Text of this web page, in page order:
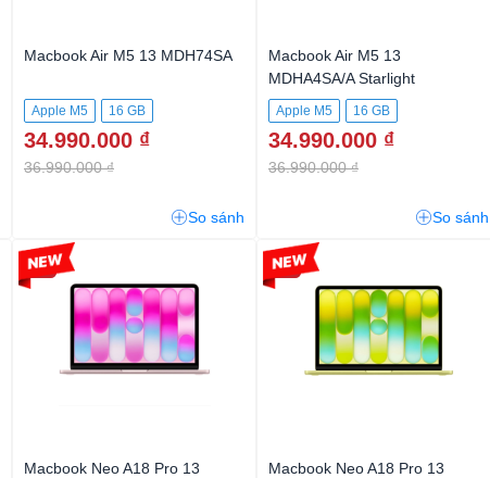
Macbook Air M5 13 MDH74SA
Apple M5
16 GB
512GB SSD
34.990.000 ₫
36.990.000 ₫
So sánh
Macbook Air M5 13
MDHA4SA/A Starlight
Apple M5
16 GB
512GB SSD
34.990.000 ₫
36.990.000 ₫
So sánh
Macbook Neo A18 Pro 13
-5%
Macbook Neo A18 Pro 13
-3%